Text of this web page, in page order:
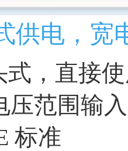
供电，宽
式，直接
压范围输
标准